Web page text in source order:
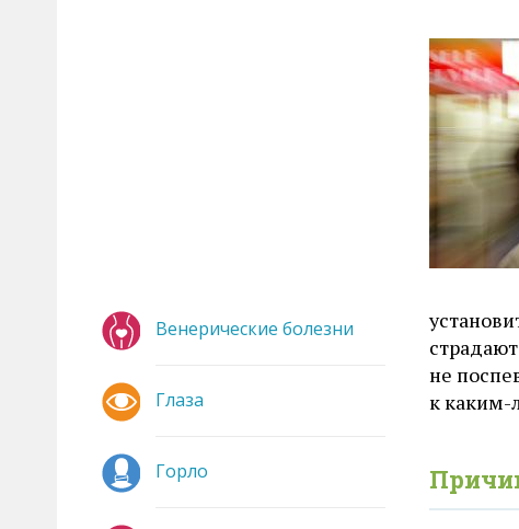
не
к каким-
Венерические болезни
Глаза
Горло